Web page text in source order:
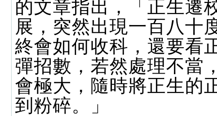
的文章指出，「正生遷
展，突然出現一百八十
終會如何收科，還要看
彈招數，若然處理不當
會極大，隨時將正生的
到粉碎。」